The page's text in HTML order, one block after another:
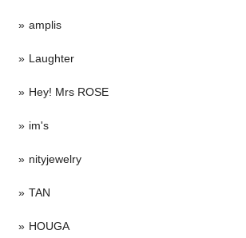
amplis
Laughter
Hey! Mrs ROSE
im's
nityjewelry
TAN
HOUGA